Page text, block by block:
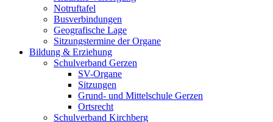
Notruftafel
Busverbindungen
Geografische Lage
Sitzungstermine der Organe
Bildung & Erziehung
Schulverband Gerzen
SV-Organe
Sitzungen
Grund- und Mittelschule Gerzen
Ortsrecht
Schulverband Kirchberg